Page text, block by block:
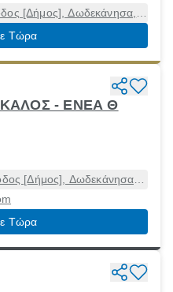
[Δήμος], Δωδεκάνησα,
Τώρα
- ΕΝΕΑ Θ
[Δήμος], Δωδεκάνησα,
Τώρα